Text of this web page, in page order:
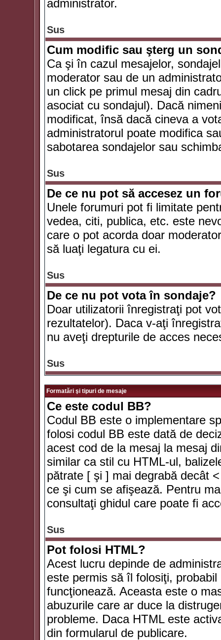
administrator.
Sus
Cum modific sau şterg un
Ca şi în cazul mesajelor,
moderator sau de un
un click pe primul mesaj din
asociat cu sondajul). Dacă
modificat, însă dacă cineva a
administratorul poate modifica
sabotarea sondajelor sau
Sus
De ce nu pot să accesez un
Unele forumuri pot fi limitate
vedea, citi, publica, etc. este
care o pot acorda doar
să luaţi legatura cu ei.
Sus
De ce nu pot vota în sondaje?
Doar utilizatorii înregistraţi pot
rezultatelor). Daca v-aţi
nu aveţi drepturile de acces
Sus
Formatări şi tipuri de mesaje
Ce este codul BB?
Codul BB este o implementare
folosi codul BB este dată de
acest cod de la mesaj la mesaj
similar ca stil cu HTML-ul,
pătrate [ şi ] mai degrabă decât
ce şi cum se afişează. Pentru
consultaţi ghidul care poate fi
Sus
Pot folosi HTML?
Acest lucru depinde de
este permis să îl folosiţi,
funcţionează. Aceasta este o
abuzurile care ar duce la
probleme. Daca HTML este
din formularul de publicare.